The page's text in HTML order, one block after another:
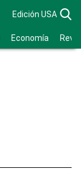
Edición USA
Economía